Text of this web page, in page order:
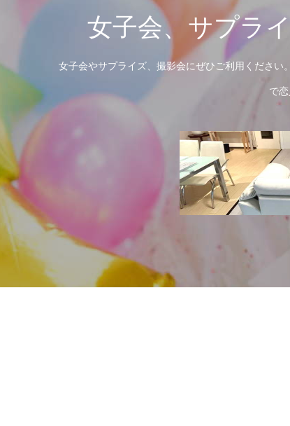
女子会、サプラ
女子会やサプライズ、撮影会にぜひご利用くださ
で